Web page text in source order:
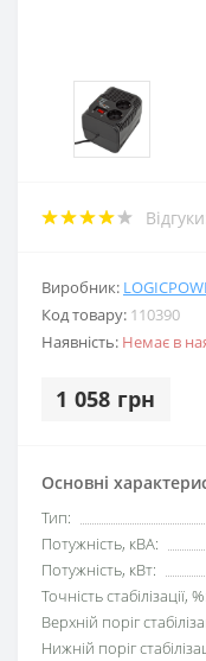
Виробник:
Код товару: 110390
Наявність: Немає в
1 058 грн
Основні
Тип:
Потужність, кВА:
Потужність, кВт:
Точність стабілізації, %:
Верхній поріг
Нижній поріг